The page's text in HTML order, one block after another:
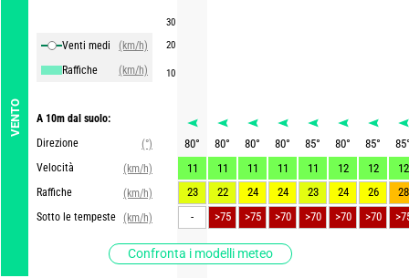
VENTO
Venti medi
(km/h)
Raffiche
(km/h)
A 10m dal suolo:
Direzione
(°)
Velocità
(km/h)
Raffiche
(km/h)
Sotto le tempeste (km/h)
Confronta i modelli meteo
30
20
10
80° 80° 80° 80° 85° 80° 85° 85
11
11 11 11 11 12 12
12
23
22 24 24 23 24 26
28
-
>75 >75 >70 >70 >70 >70